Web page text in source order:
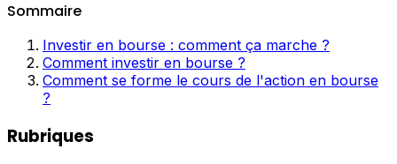
Sommaire
Investir en bourse : comment ça marche ?
Comment investir en bourse ?
Comment se forme le cours de l'action en bourse
?
Rubriques